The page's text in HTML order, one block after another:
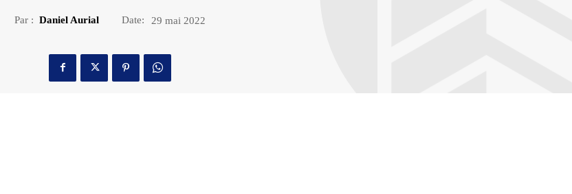
Par : Daniel Aurial Date: 29 mai 2022